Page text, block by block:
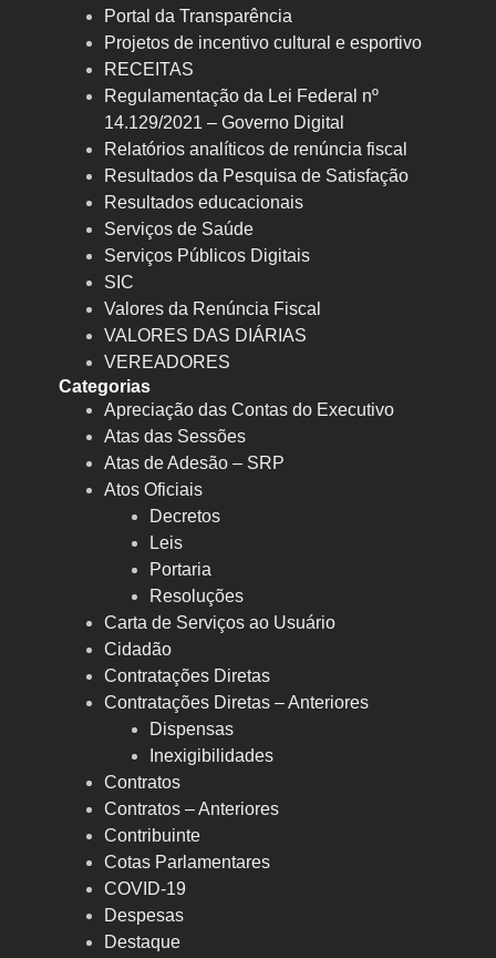
Portal da Transparência
Projetos de incentivo cultural e esportivo
RECEITAS
Regulamentação da Lei Federal nº
14.129/2021 – Governo Digital
Relatórios analíticos de renúncia fiscal
Resultados da Pesquisa de Satisfação
Resultados educacionais
Serviços de Saúde
Serviços Públicos Digitais
SIC
Valores da Renúncia Fiscal
VALORES DAS DIÁRIAS
VEREADORES
Categorias
Apreciação das Contas do Executivo
Atas das Sessões
Atas de Adesão – SRP
Atos Oficiais
Decretos
Leis
Portaria
Resoluções
Carta de Serviços ao Usuário
Cidadão
Contratações Diretas
Contratações Diretas – Anteriores
Dispensas
Inexigibilidades
Contratos
Contratos – Anteriores
Contribuinte
Cotas Parlamentares
COVID-19
Despesas
Destaque